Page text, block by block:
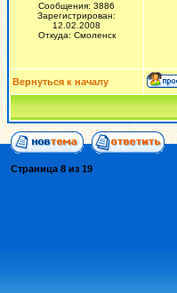
Сообщения: 3886
Зарегистрирован:
12.02.2008
Откуда: Смоленск
Вернуться к началу
Страница 8 из 19